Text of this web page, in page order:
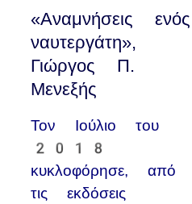
«Αναμνήσεις ενός
ναυτεργάτη»,
Γιώργος Π.
Μενεξής
Τον Ιούλιο του
2018
κυκλοφόρησε, από
τις εκδόσεις